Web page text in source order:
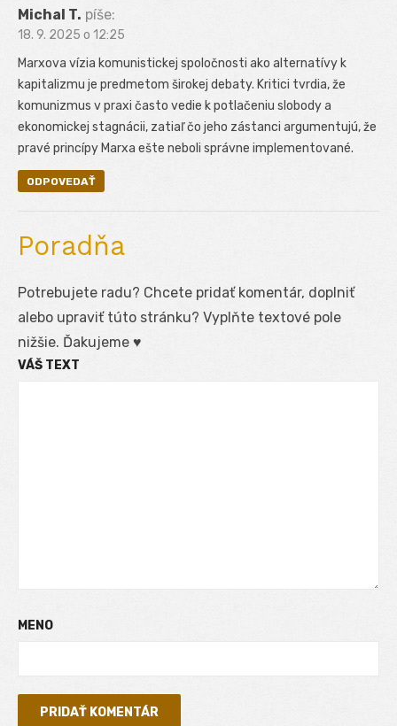
Michal T. píše:
18. 9. 2025 o 12:25
Marxova vízia komunistickej spoločnosti ako alternatívy k
kapitalizmu je predmetom širokej debaty. Kritici tvrdia, že
komunizmus v praxi často vedie k potlačeniu slobody a
ekonomickej stagnácii, zatiaľ čo jeho zástanci argumentujú, že
pravé princípy Marxa ešte neboli správne implementované.
ODPOVEDAŤ
Poradňa
Potrebujete radu? Chcete pridať komentár, doplniť
alebo upraviť túto stránku? Vyplňte textové pole
nižšie. Ďakujeme ♥
VÁŠ TEXT
MENO